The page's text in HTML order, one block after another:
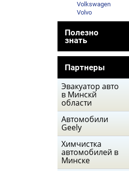
Volkswagen
Volvo
Полезно
знать
Партнеры
Эвакуатор авто
в Минскй
области
Автомобили
Geely
Химчистка
автомобилей в
Минске